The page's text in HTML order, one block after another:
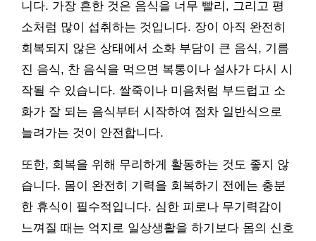
니다. 가장 흔한 것은 음식을 너무 빨리, 그리고 평
소처럼 많이 섭취하는 것입니다. 장이 아직 완전히
회복되지 않은 상태에서 소화 부담이 큰 음식, 기름
진 음식, 찬 음식을 먹으면 복통이나 설사가 다시 시
작될 수 있습니다. 쌀죽이나 미음처럼 부드럽고 소
화가 잘 되는 음식부터 시작하여 점차 일반식으로
늘려가는 것이 안전합니다.
또한, 회복을 위해 무리하게 활동하는 것도 좋지 않
습니다. 몸이 완전히 기력을 회복하기 전에는 충분
한 휴식이 필수적입니다. 심한 피로나 무기력감이
느껴질 때는 억지로 일상생활을 하기보다 몸의 신호